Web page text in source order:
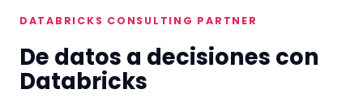
DATABRICKS CONSULTING PARTNER
De datos a decisiones con
Databricks